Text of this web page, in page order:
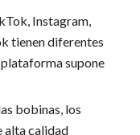
Instagram,
tienen diferentes
supone
bobinas, los
alta calidad